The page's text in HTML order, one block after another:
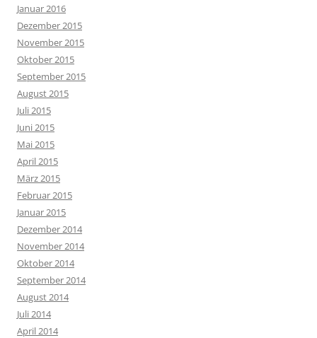
Januar 2016
Dezember 2015
November 2015
Oktober 2015
September 2015
August 2015
Juli 2015
Juni 2015
Mai 2015
April 2015
März 2015
Februar 2015
Januar 2015
Dezember 2014
November 2014
Oktober 2014
September 2014
August 2014
Juli 2014
April 2014